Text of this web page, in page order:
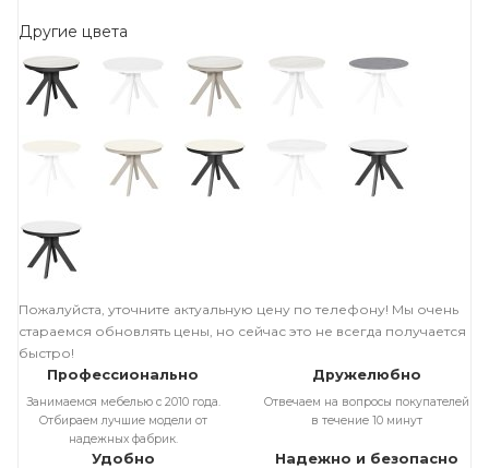
Другие цвета
Пожалуйста, уточните актуальную цену по телефону! Мы очень
стараемся обновлять цены, но сейчас это не всегда получается
быстро!
Профессионально
Занимаемся мебелью с 2010 года.
Отбираем лучшие модели от
надежных фабрик.
Дружелюбно
Отвечаем на вопросы покупателей
в течение 10 минут
Удобно Надежно и безопасно